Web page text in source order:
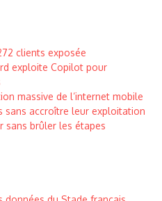
clients exposée
exploite Copilot pour
massive de l’internet mobile
sans accroître leur exploitation
sans brûler les étapes